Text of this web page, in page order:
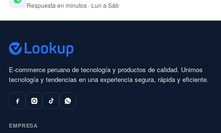
Respuesta en minutos · Lun a Sáb
E-commerce peruano de tecnología y productos de calidad. Unimos
tecnología y tendencias en una experiencia segura, rápida y eficiente.
EMPRESA